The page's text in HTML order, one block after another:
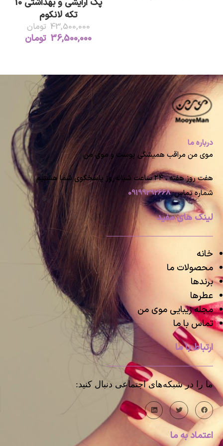
پک آرایشی و بهداشتی 10
تکه لانکوم
43,500,000 تومان
36,500,000 تومان
درباره ما
موی من مراقب همیشگی پوست و موی من
هفت روز هفته ، ۲۴ ساعت شبانه‌روز پاسخگوی شما هستیم
شماره تماس:09199292668
لینک های مفید
خانه
محصولات ما
برندها
عطرها
مجله زیبایی موی من
تماس با ما
ارتباط با ما
ما را در شبکه‌های اجتماعی دنبال کنید:
اعتماد به ما